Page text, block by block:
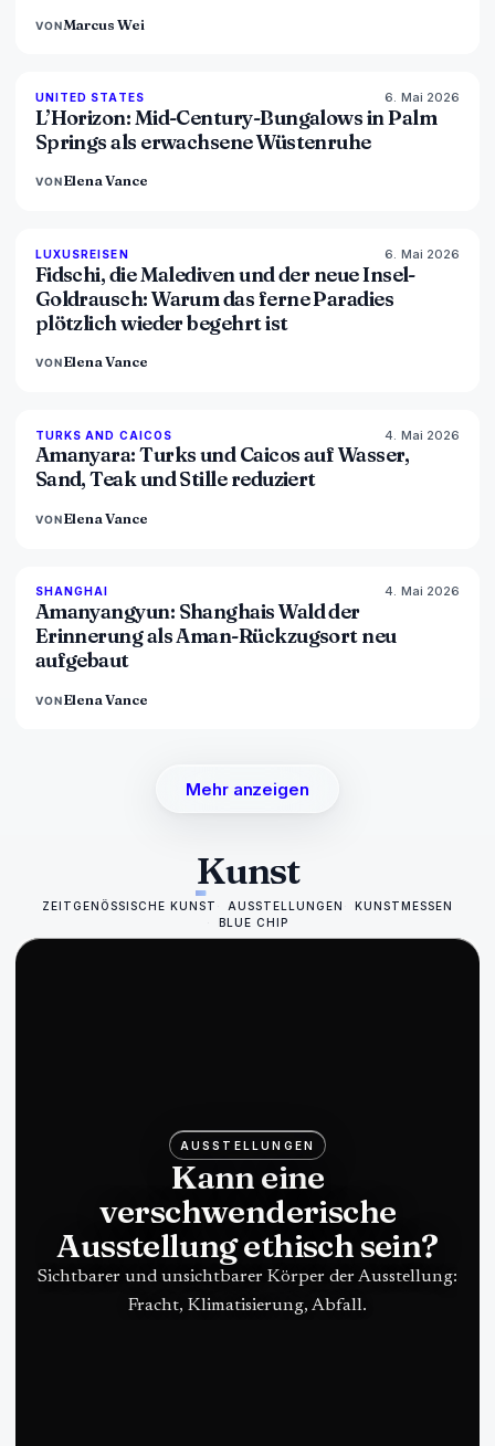
VONMarcus Wei
92% 68
UNITED STATES 6. Mai 2026
L’Horizon: Mid-Century-Bungalows in Palm
Springs als erwachsene Wüstenruhe
VONElena Vance
84% 76
LUXUSREISEN 6. Mai 2026
Fidschi, die Malediven und der neue Insel-
Goldrausch: Warum das ferne Paradies
plötzlich wieder begehrt ist
VONElena Vance
96% 60
TURKS AND CAICOS 4. Mai 2026
Amanyara: Turks und Caicos auf Wasser,
Sand, Teak und Stille reduziert
VONElena Vance
96% 78
SHANGHAI 4. Mai 2026
Amanyangyun: Shanghais Wald der
Erinnerung als Aman-Rückzugsort neu
aufgebaut
VONElena Vance
Mehr anzeigen
Kunst
ZEITGENÖSSISCHE KUNST AUSSTELLUNGEN
KUNSTMESSEN
BLUE CHIP
AUSSTELLUNGEN
Kann eine
verschwenderische
Ausstellung ethisch sein?
Sichtbarer und unsichtbarer Körper der Ausstellung:
Fracht, Klimatisierung, Abfall.